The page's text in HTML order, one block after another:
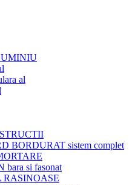
al
BORDURAT sistem complet
bara si fasonat
RASINOASE